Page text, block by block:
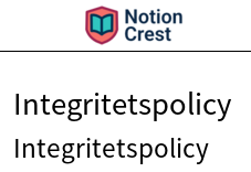
Integritetspolicy
Integritetspolicy